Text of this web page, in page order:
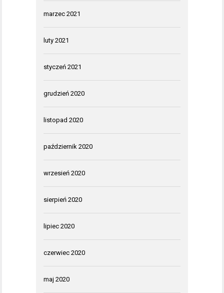
marzec 2021
luty 2021
styczeń 2021
grudzień 2020
listopad 2020
październik 2020
wrzesień 2020
sierpień 2020
lipiec 2020
czerwiec 2020
maj 2020